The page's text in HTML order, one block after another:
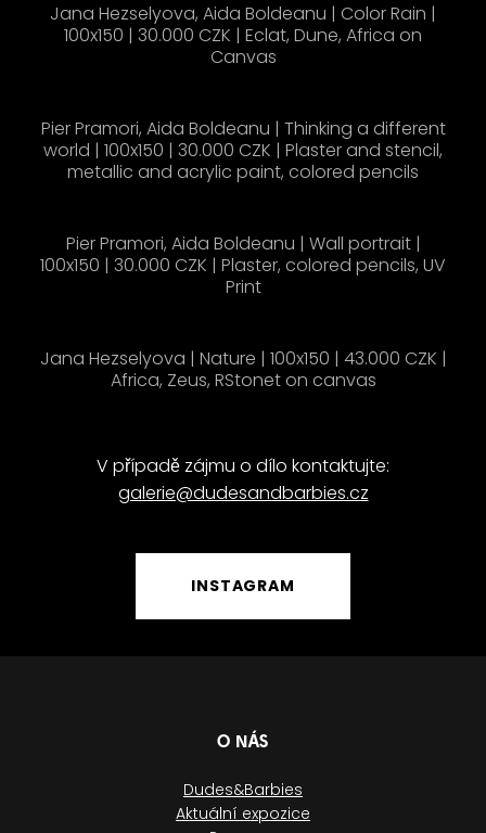
Jana Hezselyova, Aida Boldeanu | Color Rain |
100x150 | 30.000 CZK | Eclat, Dune, Africa on
Canvas
Pier Pramori, Aida Boldeanu | Thinking a different
world | 100x150 | 30.000 CZK | Plaster and stencil,
metallic and acrylic paint, colored pencils
Pier Pramori, Aida Boldeanu | Wall portrait |
100x150 | 30.000 CZK | Plaster, colored pencils, UV
Print
Jana Hezselyova | Nature | 100x150 | 43.000 CZK |
Africa, Zeus, RStonet on canvas
V případě zájmu o dílo kontaktujte:
galerie@dudesandbarbies.cz
INSTAGRAM
O NÁS
Dudes&Barbies
Aktuální expozice